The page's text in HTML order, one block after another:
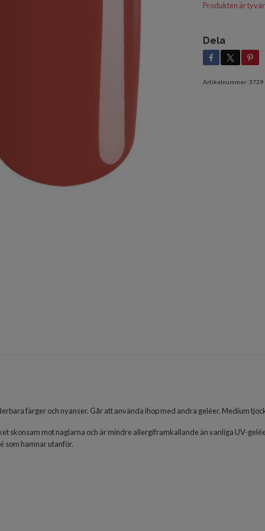
Produkten är
Dela
Artikelnummer: 3739
färger och nyanser. Går att använda ihop med andra geléer. Medium
skonsam mot naglarna och är mindre allergiframkallande än vanliga UV-
som hamnar utanför.